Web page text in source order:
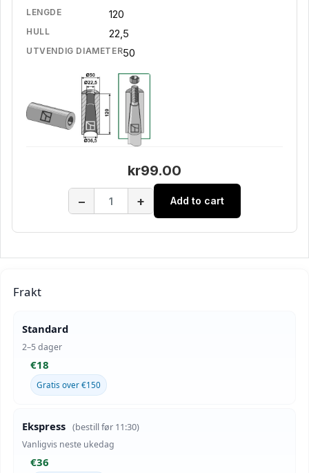
LENGDE 120
HULL 22,5
UTVENDIG DIAMETER50
kr99.00
− + Add to cart
Frakt
Standard
2–5 dager
€18
Gratis over €150
Ekspress (bestill før 11:30)
Vanligvis neste ukedag
€36